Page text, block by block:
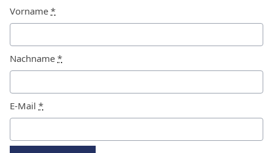
Vorname *
Nachname *
E-Mail *